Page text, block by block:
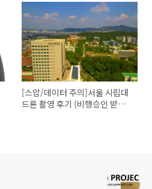
[스압/데이터 주의]서울 시립대
드론 촬영 후기 (비행승인 받기